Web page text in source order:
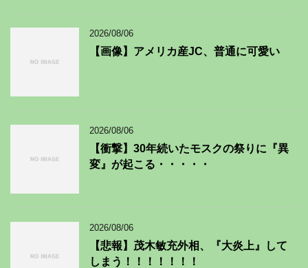
2026/08/06
【画像】アメリカ産JC、普通に可愛い
2026/08/06
【衝撃】30年続いたモスクの祭りに『異
変』が起こる・・・・・
2026/08/06
【悲報】茂木敏充外相、『大炎上』して
しまう！！！！！！！